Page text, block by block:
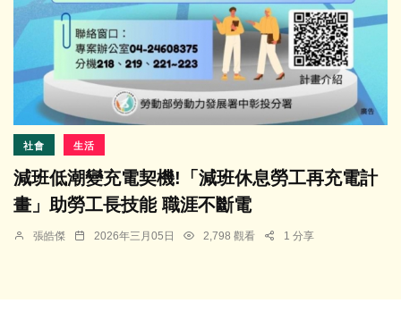
社會 生活
減班低潮變充電契機!「減班休息勞工再充電計
畫」助勞工長技能 職涯不斷電
張皓傑 2026年三月05日 2,798 觀看 1 分享